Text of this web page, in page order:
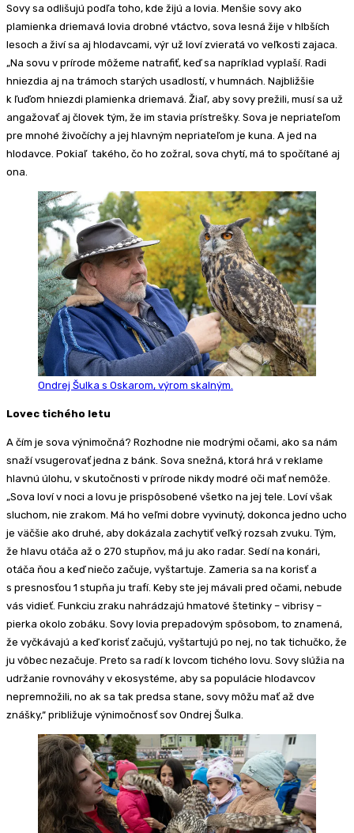
Sovy sa odlišujú podľa toho, kde žijú a lovia. Menšie sovy ako
plamienka driemavá lovia drobné vtáctvo, sova lesná žije v hlbších
lesoch a živí sa aj hlodavcami, výr už loví zvieratá vo veľkosti zajaca.
„Na sovu v prírode môžeme natrafiť, keď sa napríklad vyplaší. Radi
hniezdia aj na trámoch starých usadlostí, v humnách. Najbližšie
k ľuďom hniezdi plamienka driemavá. Žiaľ, aby sovy prežili, musí sa už
angažovať aj človek tým, že im stavia prístrešky. Sova je nepriateľom
pre mnohé živočíchy a jej hlavným nepriateľom je kuna. A jed na
hlodavce. Pokiaľ takého, čo ho zožral, sova chytí, má to spočítané aj
ona.
Ondrej Šulka s Oskarom, výrom skalným.
Lovec tichého letu
A čím je sova výnimočná? Rozhodne nie modrými očami, ako sa nám
snaží vsugerovať jedna z bánk. Sova snežná, ktorá hrá v reklame
hlavnú úlohu, v skutočnosti v prírode nikdy modré oči mať nemôže.
„Sova loví v noci a lovu je prispôsobené všetko na jej tele. Loví však
sluchom, nie zrakom. Má ho veľmi dobre vyvinutý, dokonca jedno ucho
je väčšie ako druhé, aby dokázala zachytiť veľký rozsah zvuku. Tým,
že hlavu otáča až o 270 stupňov, má ju ako radar. Sedí na konári,
otáča ňou a keď niečo začuje, vyštartuje. Zameria sa na korisť a
s presnosťou 1 stupňa ju trafí. Keby ste jej mávali pred očami, nebude
vás vidieť. Funkciu zraku nahrádzajú hmatové štetinky – vibrisy –
pierka okolo zobáku. Sovy lovia prepadovým spôsobom, to znamená,
že vyčkávajú a keď korisť začujú, vyštartujú po nej, no tak tichučko, že
ju vôbec nezačuje. Preto sa radí k lovcom tichého lovu. Sovy slúžia na
udržanie rovnováhy v ekosystéme, aby sa populácie hlodavcov
nepremnožili, no ak sa tak predsa stane, sovy môžu mať až dve
znášky,“ približuje výnimočnosť sov Ondrej Šulka.